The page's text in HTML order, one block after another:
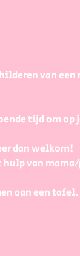
van
tijd om
dan welkom!
hulp van
aan een tafel.